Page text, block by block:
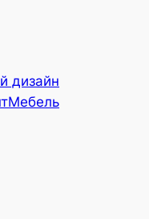
дизайн
Мебель